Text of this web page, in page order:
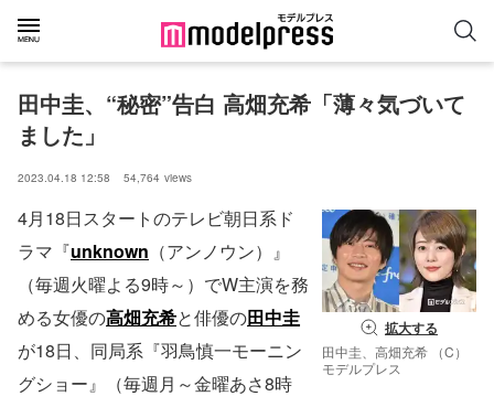
田中圭、“秘密”告白 高畑充希「薄々気づいて
ました」
2023.04.18 12:58 54,764 views
拡大する
田中圭、高畑充希 （C）
モデルプレス
4月18日スタートのテレビ朝日系ド
ラマ『unknown （アンノウン）』
（毎週火曜よる9時～）でW主演を務
める女優の高畑充希と俳優の田中圭
が18日、同局系『羽鳥慎一モーニン
グショー』（毎週月～金曜あさ8時